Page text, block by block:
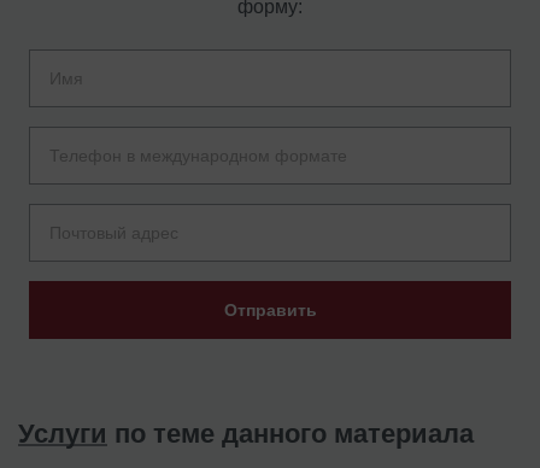
форму:
Отправить
Услуги по теме данного материала